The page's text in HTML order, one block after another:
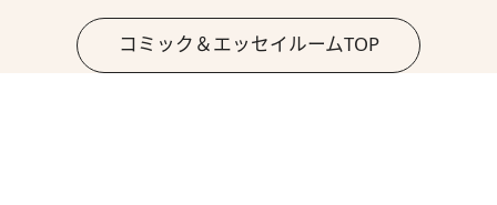
コミック＆エッセイルームTOP